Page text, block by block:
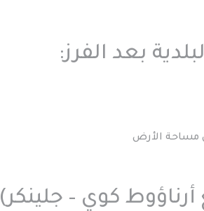
بعد الفرز:
كوي – جلينكر)